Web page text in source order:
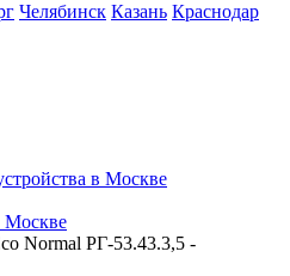
Челябинск Казань Краснодар
в Москве
Москве
Normal РГ-53.43.3,5 -